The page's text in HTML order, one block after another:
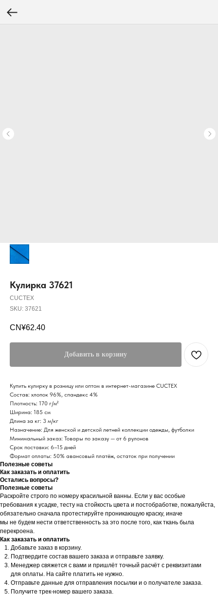
Кулирка 37621
CUCTEX
SKU: 37621
CN¥62.40
Добавить в корзину
Купить кулирку в розницу или оптом в интернет-магазине CUCTEX
Состав: хлопок 96%, спандекс 4%
Плотность: 170 г/м²
Ширина: 185 см
Длина за кг: 3 м/кг
Назначение: Для женской и детской летней коллекции одежды, футболки
Минимальный заказ: Товары по заказу — от 6 рулонов
Срок поставки: 6–15 дней
Формат оплаты: 50% авансовый платёж, остаток при получении
Полезные советы
Как заказать и оплатить
Остались вопросы?
Полезные советы
Раскройте строго по номеру красильной ванны. Если у вас особые
требования к усадке, тесту на стойкость цвета и постобработке, пожалуйста,
обязательно сначала протестируйте проникающую краску, иначе
мы не будем нести ответственность за это после того, как ткань была
перекроена.
Как заказать и оплатить
Добавьте заказ в корзину.
Подтвердите состав вашего заказа и отправьте заявку.
Менеджер свяжется с вами и пришлёт точный расчёт с реквизитами
для оплаты. На сайте платить не нужно.
Отправьте данные для отправления посылки и о получателе заказа.
Получите трек-номер вашего заказа.